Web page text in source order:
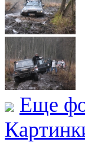
Еще